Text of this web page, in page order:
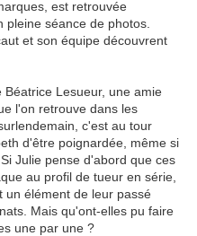
est retrouvée
séance de photos.
et son équipe découvrent
Lesueur, une amie
l'on retrouve dans les
c'est au tour
d'être poignardée, même si
Julie pense d'abord que ces
au profil de tueur en série,
un élément de leur passé
Mais qu'ont-elles pu faire
une par une ?